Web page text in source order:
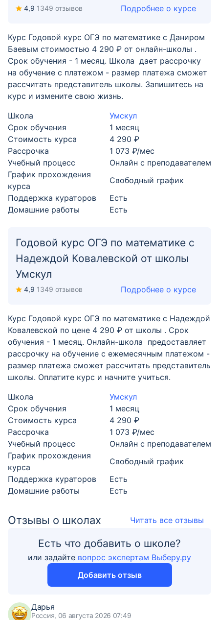
4,9 1349 отзывов Подробнее о курсе
Курс Годовой курс ОГЭ по математике с Даниром
Баевым стоимостью 4 290 ₽ от онлайн-школы .
Срок обучения - 1 месяц. Школа дает рассрочку
на обучение с платежом - размер платежа сможет
рассчитать представитель школы. Запишитесь на
курс и измените свою жизнь.
Школа
Умскул
Срок обучения
1 месяц
Стоимость курса
4 290 ₽
Рассрочка
1 073 ₽/мес
Учебный процесс
Онлайн с преподавателем
График прохождения
курса
Свободный график
Поддержка кураторов
Есть
Домашние работы
Есть
Годовой курс ОГЭ по математике с
Надеждой Ковалевской от школы
Умскул
4,9 1349 отзывов Подробнее о курсе
Курс Годовой курс ОГЭ по математике с Надеждой
Ковалевской по цене 4 290 ₽ от школы . Срок
обучения - 1 месяц. Онлайн-школа предоставляет
рассрочку на обучение с ежемесячным платежом -
размер платежа сможет рассчитать представитель
школы. Оплатите курс и начните учиться.
Школа
Умскул
Срок обучения
1 месяц
Стоимость курса
4 290 ₽
Рассрочка
1 073 ₽/мес
Учебный процесс
Онлайн с преподавателем
График прохождения
курса
Свободный график
Поддержка кураторов
Есть
Домашние работы
Есть
Отзывы о школах Читать все отзывы
Есть что добавить о школе?
или задайте вопрос экспертам Выберу.ру
Добавить отзыв
Дарья
Россия, 06 августа 2026 07:49